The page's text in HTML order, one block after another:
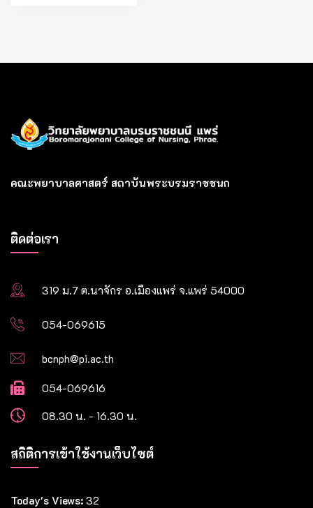
คณะพยาบาลศาสตร์ สถาบันพระบรมราชชนก
ติดต่อเรา
319 ม.7 ต.นาจักร อ.เมืองแพร่ จ.แพร่ 54000
054-069615
bcnph@pi.ac.th
054-069616
08.30 น. - 16.30 น.
สถิติการเข้าใช้งานเว็บไซต์
Today's Views: 32